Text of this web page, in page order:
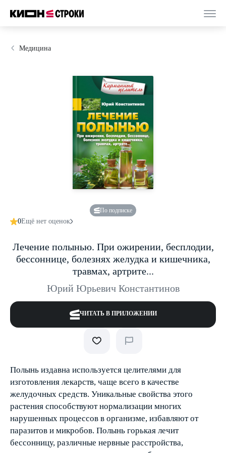
Медицина
По подписке
0Ещё нет оценок
Лечение полынью. При ожирении, бесплодии,
бессоннице, болезнях желудка и кишечника,
травмах, артрите...
Юрий Юрьевич Константинов
ЧИТАТЬ В ПРИЛОЖЕНИИ
Полынь издавна используется целителями для
изготовления лекарств, чаще всего в качестве
желудочных средств. Уникальные свойства этого
растения способствуют нормализации многих
нарушенных процессов в организме, избавляют от
паразитов и микробов. Полынь горькая лечит
бессонницу, различные нервные расстройства,